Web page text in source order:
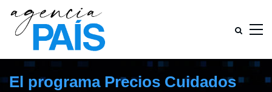
El programa Precios Cuidados